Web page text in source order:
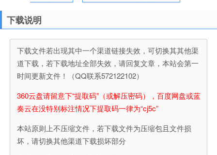
下载说明
下载文件若出现其中一个渠道链接失效，可切换其其他渠
道下载，若下载地址全部失效，请回复文章，本站会第一
时间更新文件！（QQ联系572122102）
360云盘请留意下“提取码”（或解压密码），百度网盘或蓝
奏云在没特别标注情况下提取码一律为“cj5c”
本站原则上不压缩文件，若下载文件为压缩包且文件损
坏，请切换其他渠道下载损坏部分